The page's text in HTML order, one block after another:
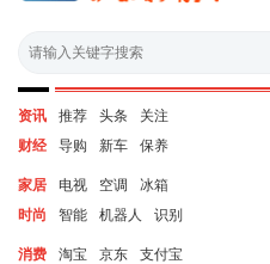
资讯 推荐 头条
关注
财经
导购 新车 保养
家居 电视 空调
冰箱
时尚
智能 机器人 识别
消费 淘宝 京东
支付宝